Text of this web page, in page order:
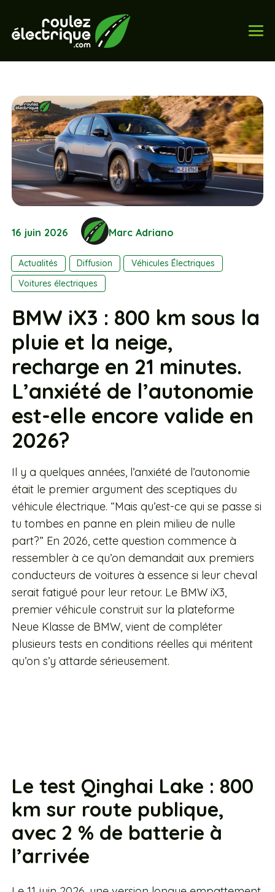
16 juin 2026 Marc Adriano
Actualités Diffusion
Véhicules Électriques
Voitures électriques
BMW iX3 : 800 km sous la
pluie et la neige,
recharge en 21 minutes.
L’anxiété de l’autonomie
est-elle encore valide en
2026?
Il y a quelques années, l’anxiété de l’autonomie
était le premier argument des sceptiques du
véhicule électrique. “Mais qu’est-ce qui se passe si
tu tombes en panne en plein milieu de nulle
part?” En 2026, cette question commence à
ressembler à ce qu’on demandait aux premiers
conducteurs de voitures à essence si leur cheval
serait fatigué pour leur retour. Le BMW iX3,
premier véhicule construit sur la plateforme
Neue Klasse de BMW, vient de compléter
plusieurs tests en conditions réelles qui méritent
qu’on s’y attarde sérieusement.
Le test Qinghai Lake : 800
km sur route publique,
avec 2 % de batterie à
l’arrivée